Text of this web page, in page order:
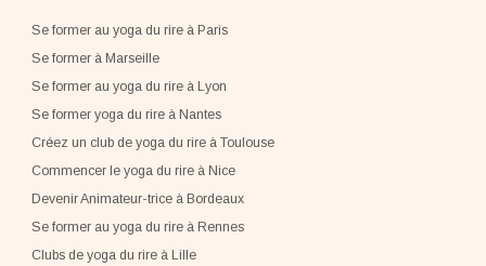
Se former au yoga du rire à Paris
Se former à Marseille
Se former au yoga du rire à Lyon
Se former yoga du rire à Nantes
Créez un club de yoga du rire à Toulouse
Commencer le yoga du rire à Nice
Devenir Animateur-trice à Bordeaux
Se former au yoga du rire à Rennes
Clubs de yoga du rire à Lille